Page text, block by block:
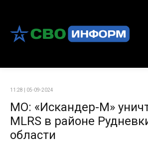
11:28 | 05-09-2024
МО: «Искандер-М»
MLRS в районе
области